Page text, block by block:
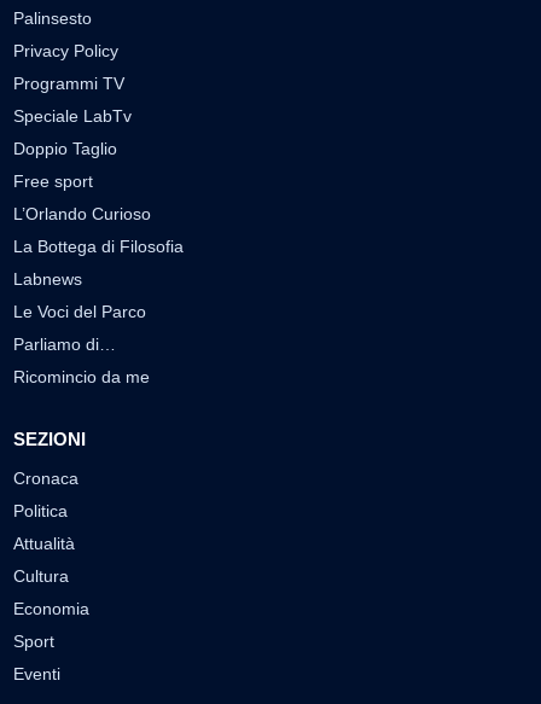
Palinsesto
Privacy Policy
Programmi TV
Speciale LabTv
Doppio Taglio
Free sport
L’Orlando Curioso
La Bottega di Filosofia
Labnews
Le Voci del Parco
Parliamo di…
Ricomincio da me
SEZIONI
Cronaca
Politica
Attualità
Cultura
Economia
Sport
Eventi